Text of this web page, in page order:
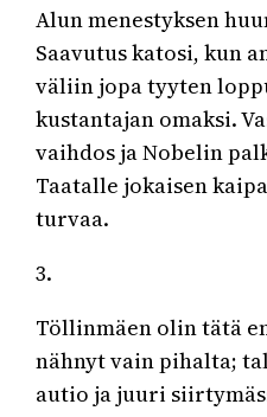
Alun menestyksen
Saavutus katosi, kun
väliin jopa tyyten
kustantajan omaksi.
vaihdos ja Nobelin
Taatalle jokaisen
turvaa.
3.
Töllinmäen olin tätä
nähnyt vain pihalta;
autio ja juuri